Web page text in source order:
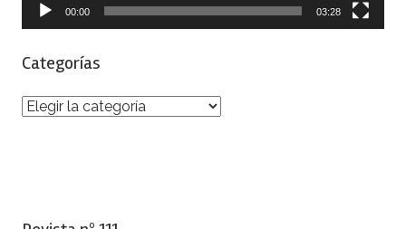
00:00 03:28
Categorías
Categorías